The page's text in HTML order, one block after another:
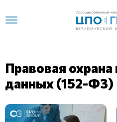
Правовая
данных (152-ФЗ)